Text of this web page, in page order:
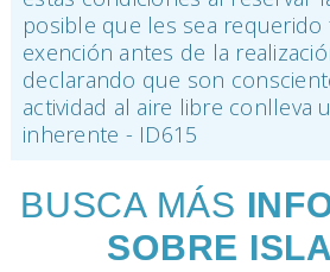
posible que les sea requerido
exención antes de la
declarando que son
actividad al aire libre conlleva
inherente - ID615
BUSCA MÁS
SOBRE